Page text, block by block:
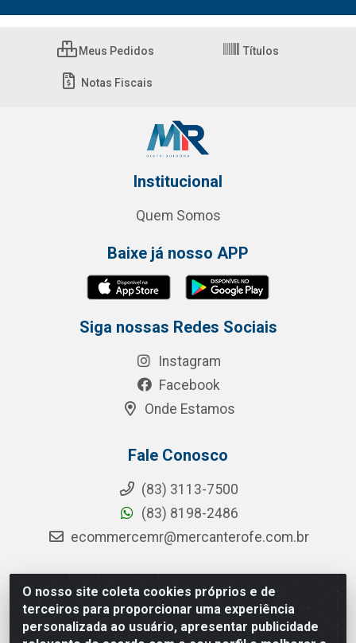
O nosso site coleta cookies próprios e de
terceiros para proporcionar uma experiência
personalizada ao usuário, apresentar publicidade
Meus Pedidos Títulos
Notas Fiscais
Institucional
Quem Somos
Baixe já nosso APP
Siga nossas Redes Sociais
Instagram
Facebook
Onde Estamos
Fale Conosco
(83) 3113-7500
(83) 8198-2486
ecommercemr@mercanterofe.com.br
MR Distribuidora - Rua Hortêncio Ribeiro de Luna, 3777 -
Distrito Industrial, João Pessoa/PB - CEP 58081-400 -
CNPJ 35.428.312/0001-85